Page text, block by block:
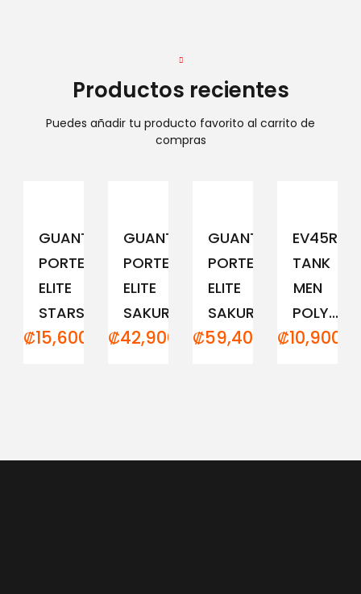
Productos recientes
Puedes añadir tu producto favorito al carrito de
compras
GUANTE
PORTERO
ELITE
STARS
₡15,600.00
GUANTE
PORTERO
ELITE
SAKURA...
₡42,900.00
GUANTE
PORTERO
ELITE
SAKURA...
₡59,400.00
TANK
MEN
POLY...
₡